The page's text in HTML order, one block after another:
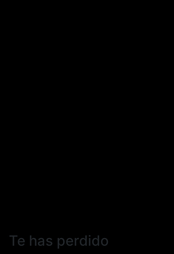
Te has perdido